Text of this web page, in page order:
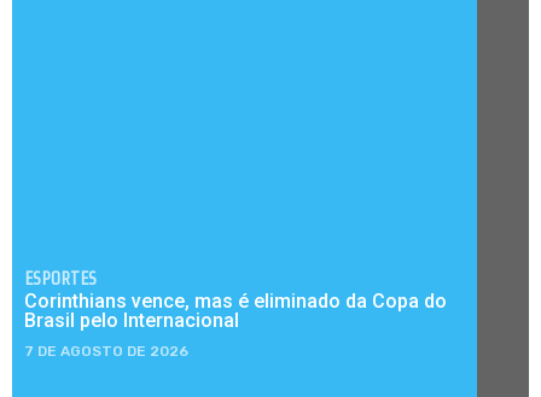
ESPORTES
Corinthians vence, mas é eliminado da Copa do
Brasil pelo Internacional
7 DE AGOSTO DE 2026